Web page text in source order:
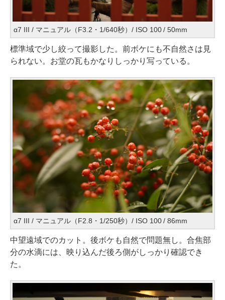
α7 III / マニュアル（F3.2・1/640秒）/ ISO 100 / 50mm
標準域で少し絞って撮影した。前ボケにも不自然さは見
られない。お堂の瓦もかなりしっかり写っている。
α7 III / マニュアル（F2.8・1/250秒）/ ISO 100 / 86mm
中望遠域でのカット。後ボケも自然で問題無し。合焦部
分の水滴には、映り込んだ後ろ側がしっかり確認でき
た。